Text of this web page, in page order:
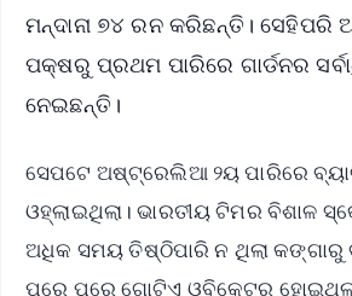
ମନ୍ଦାନା ୭୪ ରନ କରିଛନ୍ତି।
ପକ୍ଷରୁ ପ୍ରଥମ ପାରିରେ ଗାର୍ଡନର
ନେଇଛନ୍ତି।
ସେପଟେ ଅଷ୍ଟ୍ରେଲିଆ ୨ୟ ପାରିରେ
ଓହ୍ଲାଇଥିଲା। ଭାରତୀୟ ଟିମର ବିଶାଳ
ଅଧିକ ସମୟ ତିଷ୍ଠିପାରି ନ ଥିଲା କଙ୍ଗାରୁ
ପରେ ପରେ ଗୋଟିଏ ଓ୍ବିକେଟର